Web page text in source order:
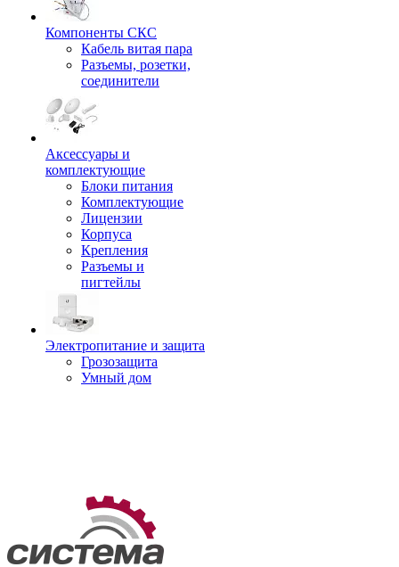
Компоненты СКС
Кабель витая пара
Разъемы, розетки,
соединители
Аксессуары и
комплектующие
Блоки питания
Комплектующие
Лицензии
Корпуса
Крепления
Разъемы и
пигтейлы
Электропитание и защита
Грозозащита
Умный дом